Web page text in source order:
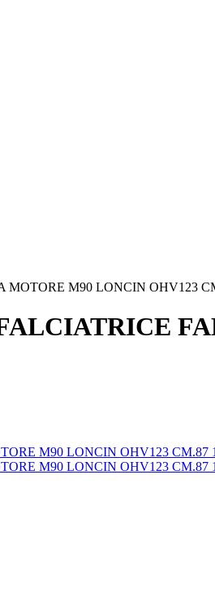
M90 LONCIN OHV123